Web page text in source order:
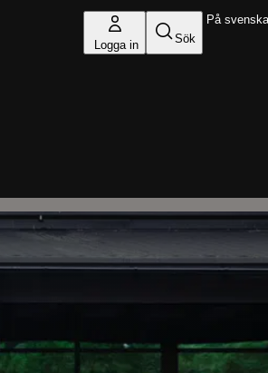
Logga in Sök